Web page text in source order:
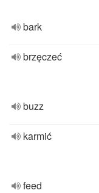
bark
brzęczeć
buzz
karmić
feed